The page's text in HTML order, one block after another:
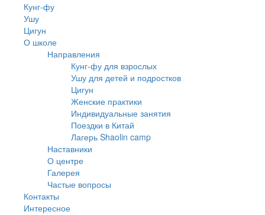
Кунг-фу
Ушу
Цигун
О школе
Направления
Кунг-фу для взрослых
Ушу для детей и подростков
Цигун
Женские практики
Индивидуальные занятия
Поездки в Китай
Лагерь Shaolin camp
Наставники
О центре
Галерея
Частые вопросы
Контакты
Интересное